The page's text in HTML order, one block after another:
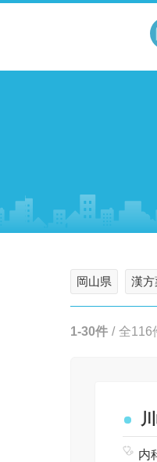
岡山県 漢方
1-30件 / 全116
内